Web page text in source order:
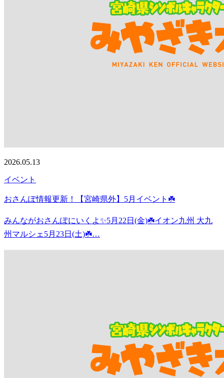
2026.05.13
イベント
おさんぽ情報更新！【宮崎県外】5月イベント☘️
みんながおさんぽにいくよ✨5月22日(金)☘️イオン九州 大九
州マルシェ5月23日(土)☘️…